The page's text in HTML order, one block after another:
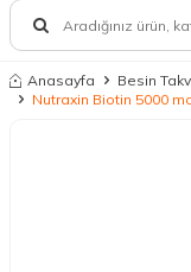
Anasayfa Besin
Nutraxin Biotin 5000